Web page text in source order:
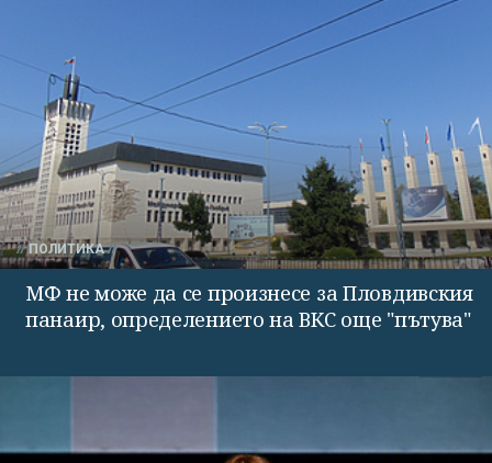
ПОЛИТИКА
МФ не може да се произнесе за Пловдивския
панаир, определението на ВКС още "пътува"